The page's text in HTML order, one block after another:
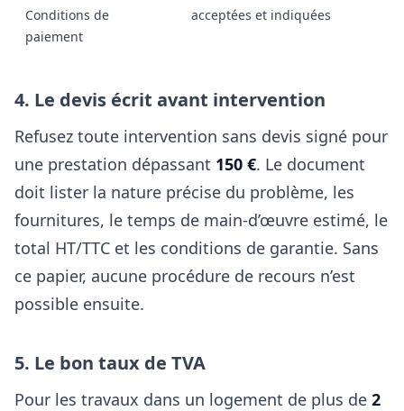
Conditions de
paiement
acceptées et indiquées
4. Le devis écrit avant intervention
Refusez toute intervention sans devis signé pour
une prestation dépassant 150 €. Le document
doit lister la nature précise du problème, les
fournitures, le temps de main-d’œuvre estimé, le
total HT/TTC et les conditions de garantie. Sans
ce papier, aucune procédure de recours n’est
possible ensuite.
5. Le bon taux de TVA
Pour les travaux dans un logement de plus de 2